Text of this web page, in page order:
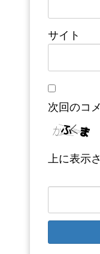
サイト
次回のコ
上に表示